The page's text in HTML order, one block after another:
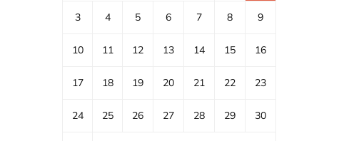
3 4 5 6 7 8 9
10 11 12 13 14 15 16
17 18 19 20 21 22 23
24 25 26 27 28 29 30